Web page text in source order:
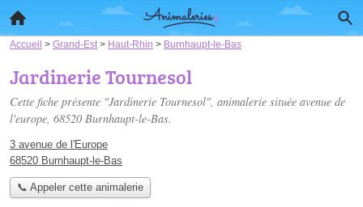
Accueil > Grand-Est > Haut-Rhin > Burnhaupt-le-Bas
Jardinerie Tournesol
Cette fiche présente "Jardinerie Tournesol", animalerie située avenue de
l'europe, 68520 Burnhaupt-le-Bas.
3 avenue de l'Europe
68520 Burnhaupt-le-Bas
📞 Appeler cette animalerie